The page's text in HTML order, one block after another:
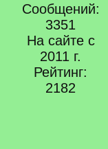
Сообщений:
3351
На сайте с
2011 г.
Рейтинг:
2182